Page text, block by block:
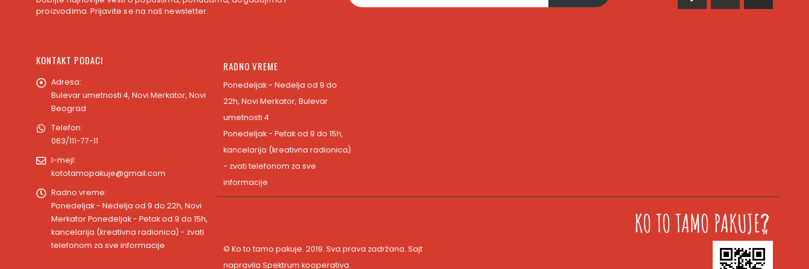
proizvodima. Prijavite se na naš newsletter.
KONTAKT PODACI
Adresa:
Bulevar umetnosti 4, Novi Merkator, Novi
Beograd
Telefon:
063/111-77-11
I-mejl:
kototamopakuje@gmail.com
Radno vreme:
Ponedeljak - Nedelja od 9 do 22h, Novi
Merkator Ponedeljak - Petak od 9 do 15h,
kancelarija (kreativna radionica) - zvati
telefonom za sve informacije
RADNO VREME
Ponedeljak - Nedelja od 9 do
22h, Novi Merkator, Bulevar
umetnosti 4
Ponedeljak - Petak od 9 do 15h,
kancelarija (kreativna radionica)
- zvati telefonom za sve
informacije
© Ko to tamo pakuje. 2019. Sva prava zadržana. Sajt
napravila Spektrum kooperativa.